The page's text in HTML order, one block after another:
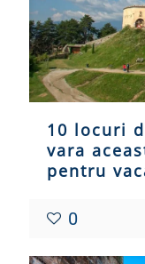
10 locuri
vara
pentru
0